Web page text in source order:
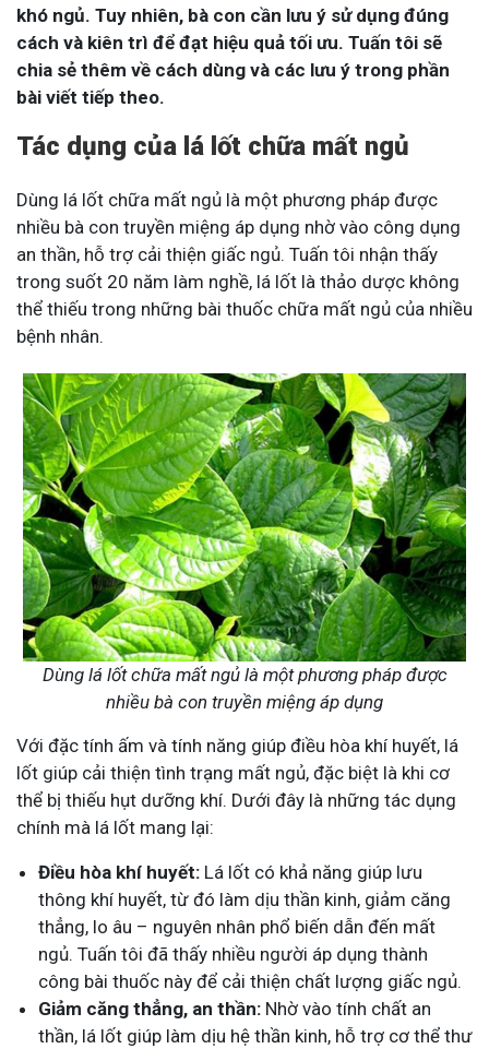
khó ngủ. Tuy nhiên, bà con cần lưu ý sử dụng đúng
cách và kiên trì để đạt hiệu quả tối ưu. Tuấn tôi sẽ
chia sẻ thêm về cách dùng và các lưu ý trong phần
bài viết tiếp theo.
Tác dụng của lá lốt chữa mất ngủ
Dùng lá lốt chữa mất ngủ là một phương pháp được
nhiều bà con truyền miệng áp dụng nhờ vào công dụng
an thần, hỗ trợ cải thiện giấc ngủ. Tuấn tôi nhận thấy
trong suốt 20 năm làm nghề, lá lốt là thảo dược không
thể thiếu trong những bài thuốc chữa mất ngủ của nhiều
bệnh nhân.
Dùng lá lốt chữa mất ngủ là một phương pháp được
nhiều bà con truyền miệng áp dụng
Với đặc tính ấm và tính năng giúp điều hòa khí huyết, lá
lốt giúp cải thiện tình trạng mất ngủ, đặc biệt là khi cơ
thể bị thiếu hụt dưỡng khí. Dưới đây là những tác dụng
chính mà lá lốt mang lại:
Điều hòa khí huyết: Lá lốt có khả năng giúp lưu
thông khí huyết, từ đó làm dịu thần kinh, giảm căng
thẳng, lo âu – nguyên nhân phổ biến dẫn đến mất
ngủ. Tuấn tôi đã thấy nhiều người áp dụng thành
công bài thuốc này để cải thiện chất lượng giấc ngủ.
Giảm căng thẳng, an thần: Nhờ vào tính chất an
thần, lá lốt giúp làm dịu hệ thần kinh, hỗ trợ cơ thể thư